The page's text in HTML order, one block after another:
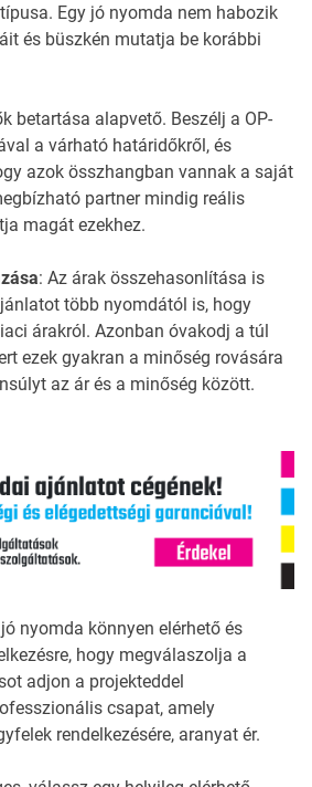
Egy jó nyomda nem habozik
és büszkén mutatja be korábbi
betartása alapvető. Beszélj a OP-
a várható határidőkről, és
azok összhangban vannak a saját
partner mindig reális
magát ezekhez.
: Az árak összehasonlítása is
több nyomdától is, hogy
árakról. Azonban óvakodj a túl
ezek gyakran a minőség rovására
az ár és a minőség között.
nyomda könnyen elérhető és
hogy megválaszolja a
adjon a projekteddel
csapat, amely
rendelkezésére, aranyat ér.